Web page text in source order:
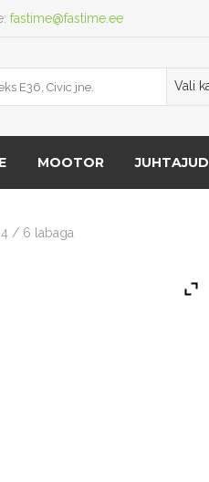
fastime@fastime.ee
MOOTOR JUHTAJUD
4 / 6 labaga